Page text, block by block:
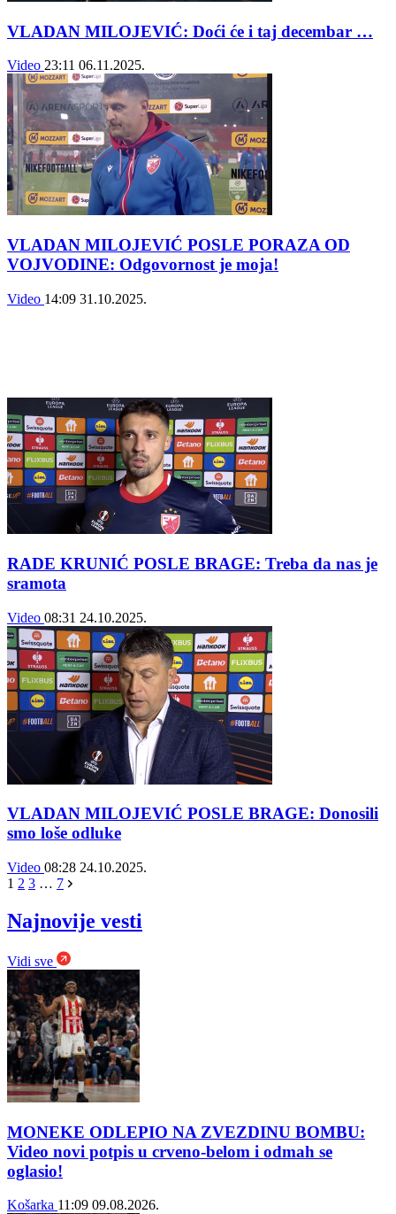
VLADAN MILOJEVIĆ: Doći će i taj decembar …
Video 23:11 06.11.2025.
VLADAN MILOJEVIĆ POSLE PORAZA OD
VOJVODINE: Odgovornost je moja!
Video 14:09 31.10.2025.
RADE KRUNIĆ POSLE BRAGE: Treba da nas je
sramota
Video 08:31 24.10.2025.
VLADAN MILOJEVIĆ POSLE BRAGE: Donosili
smo loše odluke
Video 08:28 24.10.2025.
1 2 3 … 7
Najnovije vesti
Vidi sve
MONEKE ODLEPIO NA ZVEZDINU BOMBU:
Video novi potpis u crveno-belom i odmah se
oglasio!
Košarka 11:09 09.08.2026.